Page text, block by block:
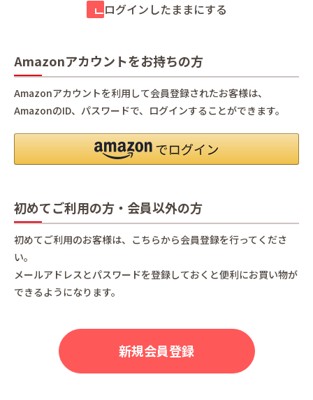
ログインしたままにする
Amazonアカウントをお持ちの方
Amazonアカウントを利用して会員登録されたお客様は、
AmazonのID、パスワードで、ログインすることができます。
初めてご利用の方・会員以外の方
初めてご利用のお客様は、こちらから会員登録を行ってくださ
い。
メールアドレスとパスワードを登録しておくと便利にお買い物が
できるようになります。